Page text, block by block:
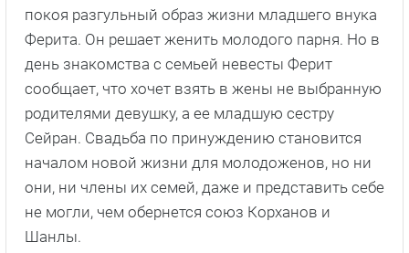
покоя разгульный образ жизни младшего внука
Ферита. Он решает женить молодого парня. Но в
день знакомства с семьей невесты Ферит
сообщает, что хочет взять в жены не выбранную
родителями девушку, а ее младшую сестру
Сейран. Свадьба по принуждению становится
началом новой жизни для молодоженов, но ни
они, ни члены их семей, даже и представить себе
не могли, чем обернется союз Корханов и
Шанлы.